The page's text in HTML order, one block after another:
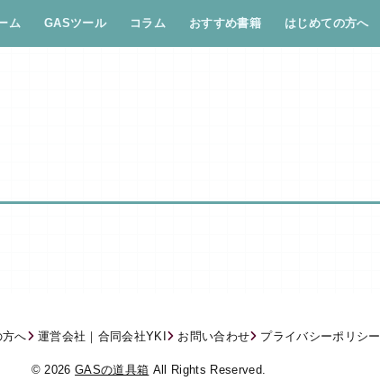
ム GASツール コラム おすすめ書籍 はじめての方へ
方へ 運営会社｜合同会社YKI お問い合わせ プライバシーポリシー
© 2026GASの道具箱 All Rights Reserved.